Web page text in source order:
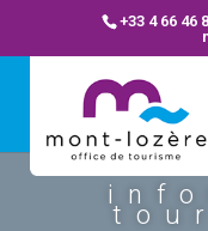
+33 4 66 46